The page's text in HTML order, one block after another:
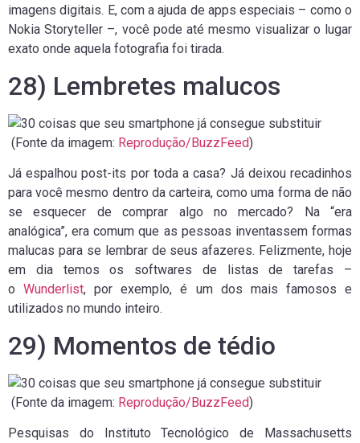
imagens digitais. E, com a ajuda de apps especiais – como o
Nokia Storyteller –, você pode até mesmo visualizar o lugar
exato onde aquela fotografia foi tirada.
28) Lembretes malucos
(Fonte da imagem: Reprodução/BuzzFeed)
Já espalhou post-its por toda a casa? Já deixou recadinhos
para você mesmo dentro da carteira, como uma forma de não
se esquecer de comprar algo no mercado? Na “era
analógica”, era comum que as pessoas inventassem formas
malucas para se lembrar de seus afazeres. Felizmente, hoje
em dia temos os softwares de listas de tarefas –
oWunderlist, por exemplo, é um dos mais famosos e
utilizados no mundo inteiro.
29) Momentos de tédio
(Fonte da imagem: Reprodução/BuzzFeed)
Pesquisas do Instituto Tecnológico de Massachusetts